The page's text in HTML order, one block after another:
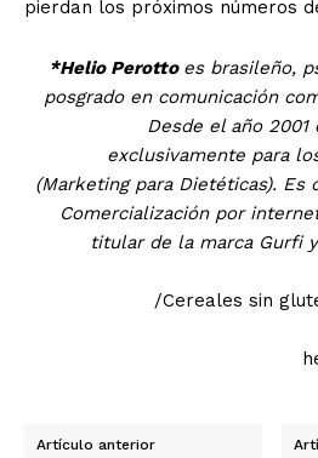
pierdan los próximos números
*Helio Perotto es brasileño,
posgrado en comunicación
Desde el año
exclusivamente para
(Marketing para Dietéticas). Es
Comercialización por
titular de la marca Gurfi
/Cereales sin
Artículo anterior